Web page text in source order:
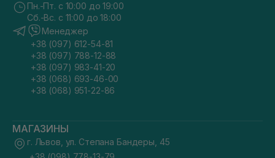
Пн.-Пт. с 10:00 до 19:00
Сб.-Вс. с 11:00 до 18:00
Менеджер
+38 (097) 612-54-81
+38 (097) 788-12-88
+38 (097) 983-41-20
+38 (068) 693-46-00
+38 (068) 951-22-86
МАГАЗИНЫ
г. Львов, ул. Степана Бандеры, 45